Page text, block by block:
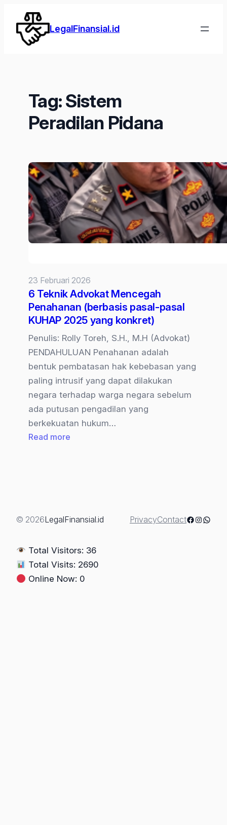
Lewati
konten
LegalFinansial.id
Tag:Sistem
Peradilan Pidana
23 Februari 2026
6 Teknik Advokat Mencegah
Penahanan (berbasis pasal-pasal
KUHAP 2025 yang konkret)
Penulis: Rolly Toreh, S.H., M.H (Advokat)
PENDAHULUAN Penahanan adalah
bentuk pembatasan hak kebebasan yang
paling intrusif yang dapat dilakukan
negara terhadap warga negara sebelum
ada putusan pengadilan yang
berkekuatan hukum…
Read more
(berbasis
pasal
KUHAP
2025
© 2026LegalFinansial.id PrivacyContactFacebook
Total Visitors: 36
Total Visits: 2690
Online Now: 0